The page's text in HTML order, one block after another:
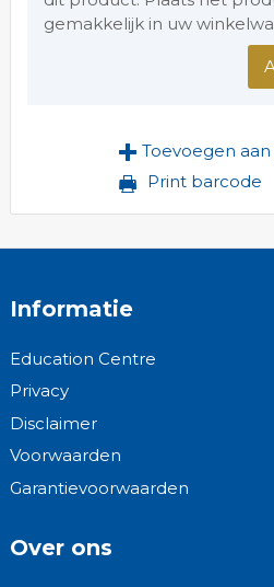
gemakkelijk in uw
Toevoegen
Print barcode
Informatie
Education Centre
Privacy
Disclaimer
Voorwaarden
Garantievoorwaarden
Over ons